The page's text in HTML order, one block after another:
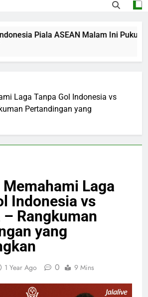
Piala ASEAN Malam Ini Pukul
Laga Tanpa Gol Indonesia vs
Pertandingan yang
Laga
Indonesia vs
Rangkuman
yang
1 Year Ago 0 9 Mins